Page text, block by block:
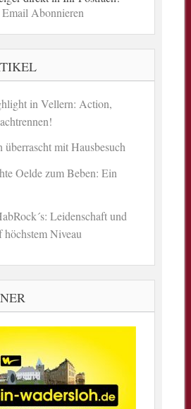
Abonnieren
in Vellern: Action,
überrascht mit Hausbesuch
Oelde zum Beben: Ein
Leidenschaft und
Niveau